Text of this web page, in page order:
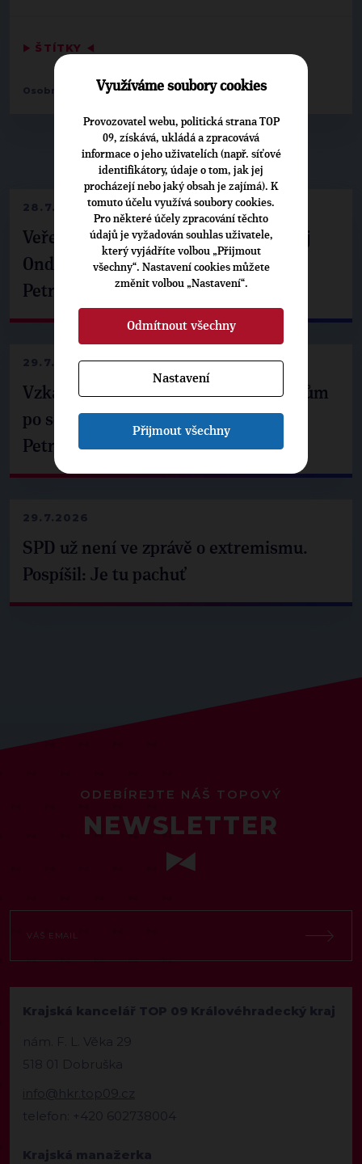
▶NEPŘEHLÉDNĚTE◀
28.7.2026
Veřejné finance, euro i školství. Matěj
Ondřej Havel jednal s prezidentem
Petrem Pavlem
29.7.2026
Vzkaz Matěje Ondřeje Havla příznivcům
po setkání s prezidentem republiky
Petrem Pavlem
29.7.2026
SPD už není ve zprávě o extremismu.
Pospíšil: Je tu pachuť
▶ ŠTÍTKY ◀
Osobnosti: Lukáš Řádek,Jakub Sofka
ODEBÍREJTE NÁŠ TOPOVÝ
NEWSLETTER
Krajská kancelář TOP 09 Královéhradecký kraj
nám. F. L. Věka 29
518 01 Dobruška
info@hkr.top09.cz
telefon: +420 602738004
Krajská manažerka
Využíváme soubory cookies
Provozovatel webu, politická strana TOP
09, získává, ukládá a zpracovává
informace o jeho uživatelích (např. síťové
identifikátory, údaje o tom, jak jej
procházejí nebo jaký obsah je zajímá). K
tomuto účelu využívá soubory cookies.
Pro některé účely zpracování těchto
údajů je vyžadován souhlas uživatele,
který vyjádříte volbou „Přijmout
všechny“. Nastavení cookies můžete
změnit volbou „Nastavení“.
Odmítnout všechny
Nastavení
Přijmout všechny